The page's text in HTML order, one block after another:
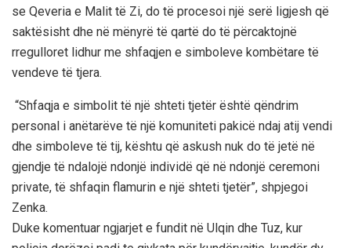
se Qeveria e Malit të Zi, do të procesoi një serë ligjesh që
saktësisht dhe në mënyrë të qartë do të përcaktojnë
rregulloret lidhur me shfaqjen e simboleve kombëtare të
vendeve të tjera.
“Shfaqja e simbolit të një shteti tjetër është qëndrim
personal i anëtarëve të një komuniteti pakicë ndaj atij vendi
dhe simboleve të tij, kështu që askush nuk do të jetë në
gjendje të ndalojë ndonjë individë që në ndonjë ceremoni
private, të shfaqin flamurin e një shteti tjetër”, shpjegoi
Zenka.
Duke komentuar ngjarjet e fundit në Ulqin dhe Tuz, kur